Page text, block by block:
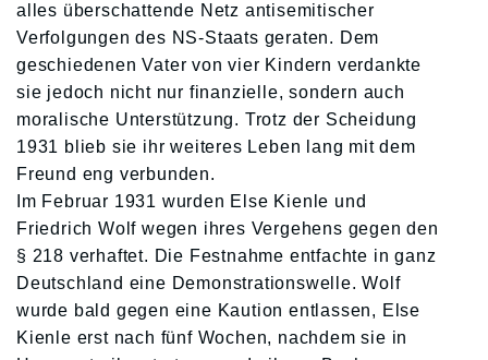
alles überschattende Netz antisemitischer
Verfolgungen des NS-Staats geraten. Dem
geschiedenen Vater von vier Kindern verdankte
sie jedoch nicht nur finanzielle, sondern auch
moralische Unterstützung. Trotz der Scheidung
1931 blieb sie ihr weiteres Leben lang mit dem
Freund eng verbunden.
Im Februar 1931 wurden Else Kienle und
Friedrich Wolf wegen ihres Vergehens gegen den
§ 218 verhaftet. Die Festnahme entfachte in ganz
Deutschland eine Demonstrationswelle. Wolf
wurde bald gegen eine Kaution entlassen, Else
Kienle erst nach fünf Wochen, nachdem sie in